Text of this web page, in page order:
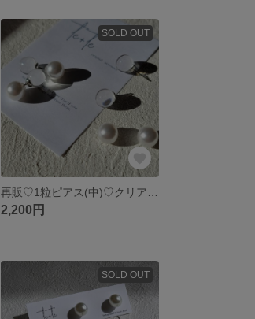
SOLD OUT
2,200円
SOLD OUT